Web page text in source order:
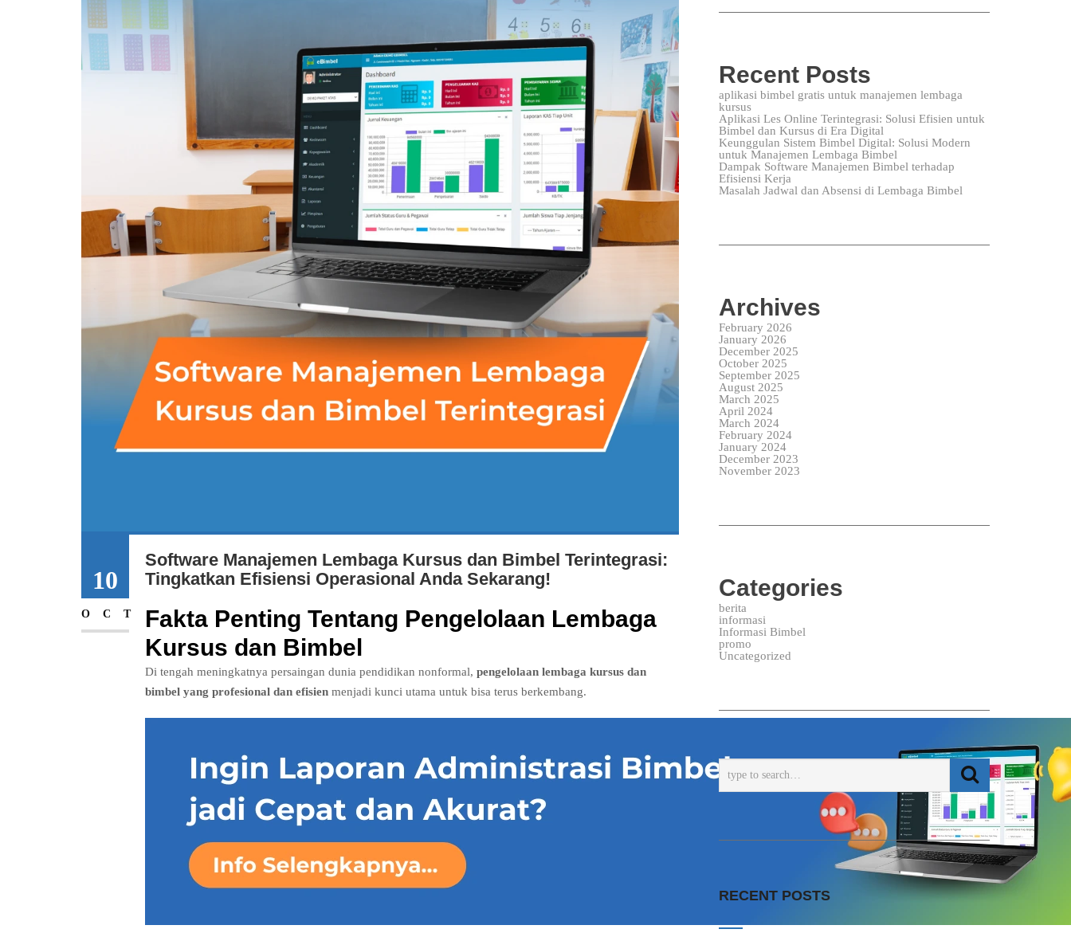
10
OCT
Software Manajemen Lembaga Kursus dan Bimbel Terintegrasi:
Tingkatkan Efisiensi Operasional Anda Sekarang!
Fakta Penting Tentang Pengelolaan Lembaga
Kursus dan Bimbel
Di tengah meningkatnya persaingan dunia pendidikan nonformal, pengelolaan lembaga kursus dan
bimbel yang profesional dan efisien menjadi kunci utama untuk bisa terus berkembang.
Recent Posts
aplikasi bimbel gratis untuk manajemen lembaga
kursus
Aplikasi Les Online Terintegrasi: Solusi Efisien untuk
Bimbel dan Kursus di Era Digital
Keunggulan Sistem Bimbel Digital: Solusi Modern
untuk Manajemen Lembaga Bimbel
Dampak Software Manajemen Bimbel terhadap
Efisiensi Kerja
Masalah Jadwal dan Absensi di Lembaga Bimbel
Archives
February 2026
January 2026
December 2025
October 2025
September 2025
August 2025
March 2025
April 2024
March 2024
February 2024
January 2024
December 2023
November 2023
Categories
berita
informasi
Informasi Bimbel
promo
Uncategorized
RECENT POSTS